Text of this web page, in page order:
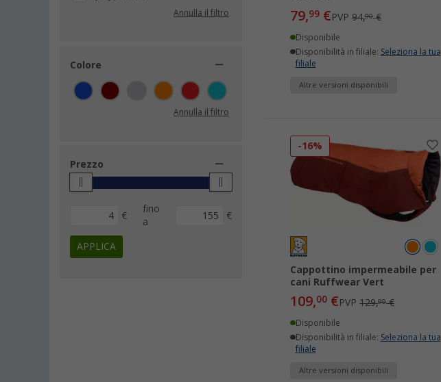
Annulla il filtro
Colore
Annulla il filtro
Prezzo
€
fino
a
€
APPLICA
79,99 €PVP94,90€
Disponibile
Disponibilità in filiale: Seleziona la tua
filiale
Altre versioni disponibili
-16%
Cappottino impermeabile per
cani Ruffwear Vert
109,00 €PVP129,90€
Disponibile
Disponibilità in filiale: Seleziona la tua
filiale
Altre versioni disponibili